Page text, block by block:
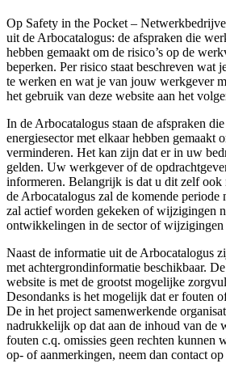
Op Safety in the Pocket –
uit de Arbocatalogus: de afspraken die
hebben gemaakt om de risico’s op de
beperken. Per risico staat beschreven wat
te werken en wat je van jouw werkgever
het gebruik van deze website aan het
In de Arbocatalogus staan de afspraken
energiesector met elkaar hebben gemaakt
verminderen. Het kan zijn dat er in uw
gelden. Uw werkgever of de
informeren. Belangrijk is dat u dit zelf ook
de Arbocatalogus zal de komende periode
zal actief worden gekeken of wijzigingen
ontwikkelingen in de sector of
Naast de informatie uit de Arbocatalogus
met achtergrondinformatie beschikbaar.
website is met de grootst mogelijke
Desondanks is het mogelijk dat er fouten
De in het project samenwerkende
nadrukkelijk op dat aan de inhoud van de
fouten c.q. omissies geen rechten kunnen
op- of aanmerkingen, neem dan contact